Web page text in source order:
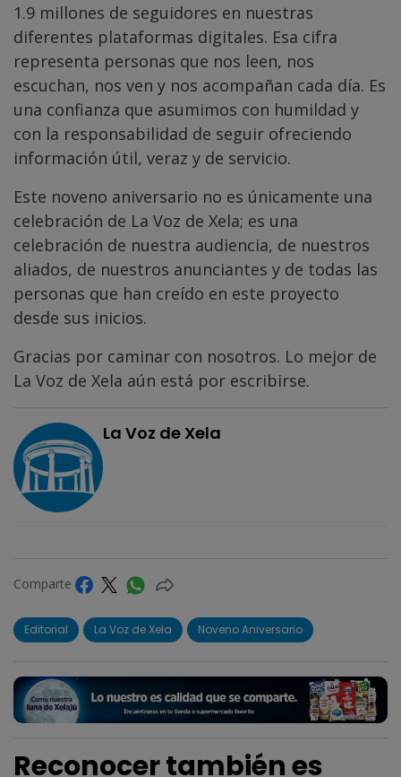
1.9 millones de seguidores en nuestras
diferentes plataformas digitales. Esa cifra
representa personas que nos leen, nos
escuchan, nos ven y nos acompañan cada día. Es
una confianza que asumimos con humildad y
con la responsabilidad de seguir ofreciendo
información útil, veraz y de servicio.
Este noveno aniversario no es únicamente una
celebración de La Voz de Xela; es una
celebración de nuestra audiencia, de nuestros
aliados, de nuestros anunciantes y de todas las
personas que han creído en este proyecto
desde sus inicios.
Gracias por caminar con nosotros. Lo mejor de
La Voz de Xela aún está por escribirse.
La Voz de Xela
Comparte
Editorial La Voz de Xela Noveno Aniversario
Reconocer también es